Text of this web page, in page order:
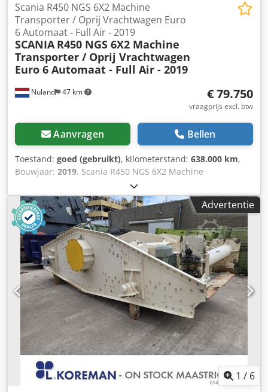
Nuland 47 km
Scania R450 NGS 6X2 Machine
Transporter / Oprij Vrachtwagen Euro
6 Automaat - Full Air - 2019
SCANIA R450 NGS 6X2 Machine
Transporter / Oprij Vrachtwagen
Euro 6 Automaat - Full Air - 2019
€ 79.750
vraagprijs excl. btw
Aanvragen Bellen
Toestand: goed (gebruikt), kilometerstand: 638.000 km,
Bouwjaar: 2019, Scania R450 NGS 6X2 Machine
Transporter / Oprij Vrachtwagen Euro 6 Automaat - Full Air
- 2019 638dkm, APK 12-2026!! Nederlands kenteken, direct
inzetbaar! Lengte : 790cm Breedte : 254cn Hoogte: 116.5cm
Laadvermogen:14017kg Doorlopende voorraad, zie
website. Prijzen zijn af Nuland. Video kan gestuurd worden
via Whatsapp. Financial lease? Vraag naar de
mogelijkheden, Van de Wert Trading B.V. heeft een
wisselende voorraad van machines, truck, trailers en
aanbouwdelen. Al onze leveringen zijn tegen
handelsprijzen in AS-IS condities zonder garanties. (zie
onze algemene voorwaarden) Voor een bezichtiging en/of
proefrit kunt u vrijblijvend een afspraak maken. Bel even
vooraf wij zijn niet constant aanwezig. Van de Wert Trading
B.V. Bedrijfsstraat 3 5391 LR Nuland Credpfjzqhkpsx Ahqof
Advertentie
1 / 6